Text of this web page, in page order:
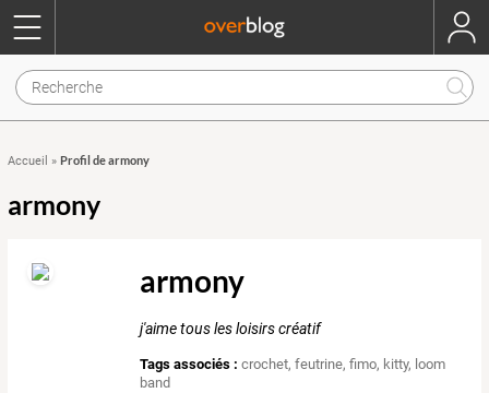
Accueil » Profil de armony
armony
armony
j'aime tous les loisirs créatif
Tags associés : crochet,feutrine,fimo, kitty, loom
band